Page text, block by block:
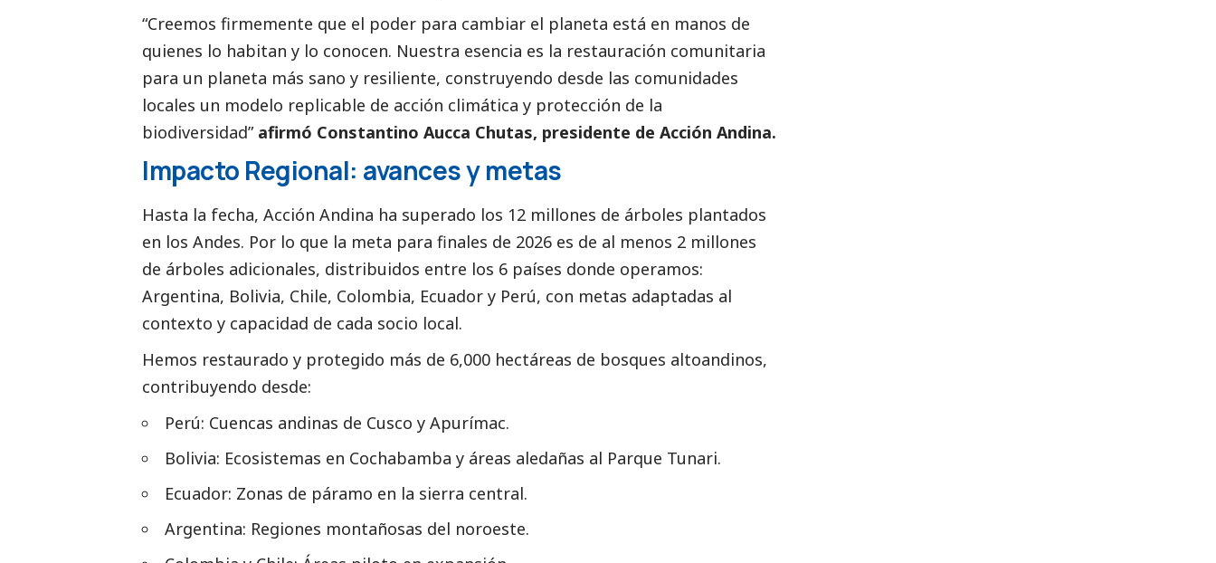
“Creemos firmemente que el poder para cambiar el planeta está en manos de
quienes lo habitan y lo conocen. Nuestra esencia es la restauración comunitaria
para un planeta más sano y resiliente, construyendo desde las comunidades
locales un modelo replicable de acción climática y protección de la
biodiversidad” afirmó Constantino Aucca Chutas, presidente de Acción Andina.
Impacto Regional: avances y metas
Hasta la fecha, Acción Andina ha superado los 12 millones de árboles plantados
en los Andes. Por lo que la meta para finales de 2026 es de al menos 2 millones
de árboles adicionales, distribuidos entre los 6 países donde operamos:
Argentina, Bolivia, Chile, Colombia, Ecuador y Perú, con metas adaptadas al
contexto y capacidad de cada socio local.
Hemos restaurado y protegido más de 6,000 hectáreas de bosques altoandinos,
contribuyendo desde:
Perú: Cuencas andinas de Cusco y Apurímac.
Bolivia: Ecosistemas en Cochabamba y áreas aledañas al Parque Tunari.
Ecuador: Zonas de páramo en la sierra central.
Argentina: Regiones montañosas del noroeste.